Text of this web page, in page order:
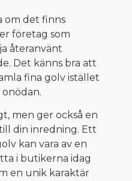
om det finns
företag som
återanvänt
Det känns bra att
fina golv istället
men ger också en
din inredning. Ett
kan vara av en
i butikerna idag
en unik karaktär